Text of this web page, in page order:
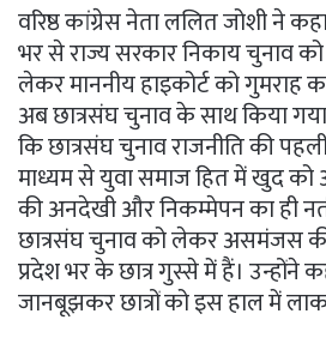
वरिष्ठ कांग्रेस नेता ललित जोशी ने
भर से राज्य सरकार निकाय चुनाव
लेकर माननीय हाइकोर्ट को गुमराह
अब छात्रसंघ चुनाव के साथ किया
कि छात्रसंघ चुनाव राजनीति की
माध्यम से युवा समाज हित में खुद
की अनदेखी और निकम्मेपन का ही
छात्रसंघ चुनाव को लेकर असमंजस की
प्रदेश भर के छात्र गुस्से में हैं। उन्होंने
जानबूझकर छात्रों को इस हाल में